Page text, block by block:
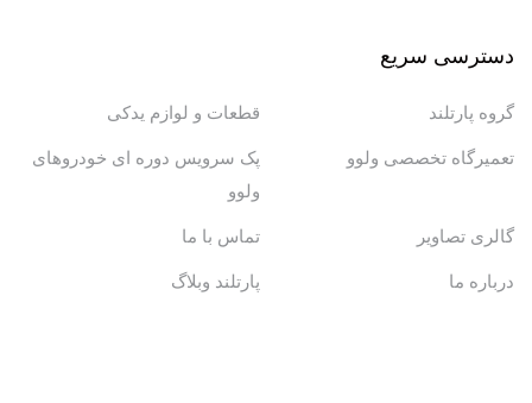
دسترسی سریع
گروه پارتلند قطعات و لوازم یدکی
تعمیرگاه تخصصی ولوو
پک سرویس دوره ای خودروهای
ولوو
گالری تصاویر تماس با ما
درباره ما پارتلند وبلاگ